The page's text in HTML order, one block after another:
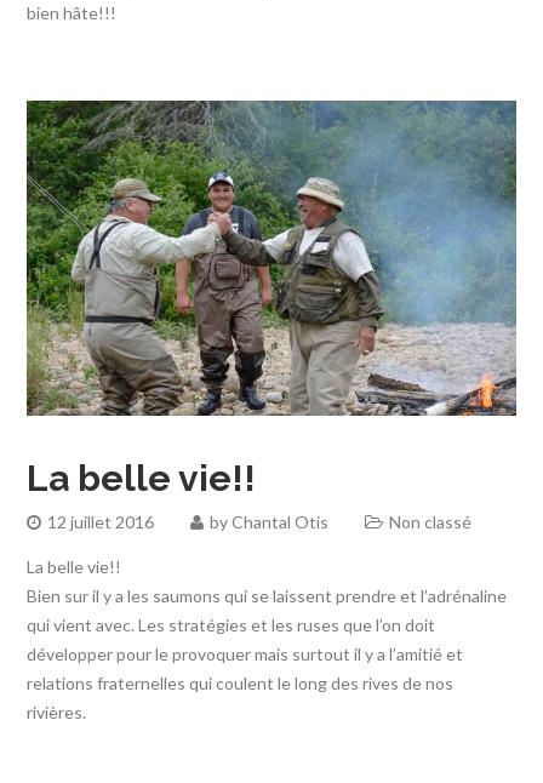
bien hâte!!!
La belle vie!!
12 juillet 2016 byChantal Otis Non classé
La belle vie!!
Bien sur il y a les saumons qui se laissent prendre et l’adrénaline
qui vient avec. Les stratégies et les ruses que l’on doit
développer pour le provoquer mais surtout il y a l’amitié et
relations fraternelles qui coulent le long des rives de nos
rivières.